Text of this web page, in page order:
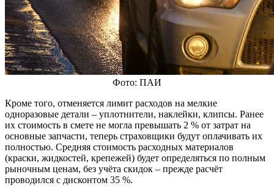
Фото: ПАИ
Кроме того, отменяется лимит расходов на мелкие
одноразовые детали – уплотнители, наклейки, клипсы. Ранее
их стоимость в смете не могла превышать 2 % от затрат на
основные запчасти, теперь страховщики будут оплачивать их
полностью. Средняя стоимость расходных материалов
(краски, жидкостей, крепежей) будет определяться по полным
рыночным ценам, без учёта скидок – прежде расчёт
проводился с дисконтом 35 %.